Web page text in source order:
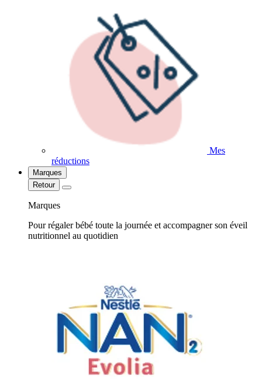
Mes
réductions
Marques
Retour
Marques
Pour régaler bébé toute la journée et accompagner son éveil
nutritionnel au quotidien